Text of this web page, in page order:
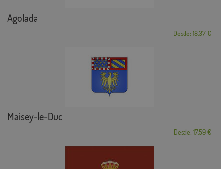
Agolada
Desde: 18,37 €
Maisey-le-Duc
Desde: 17,59 €